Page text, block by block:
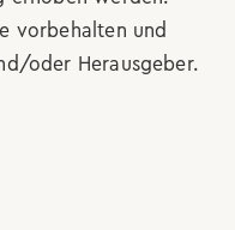
vorbehalten und
oder Herausgeber.